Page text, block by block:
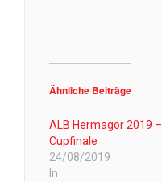
Ähnliche Beiträge
ALB Hermagor 2019 –
Cupfinale
24/08/2019
In